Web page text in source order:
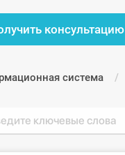
консультацию
система